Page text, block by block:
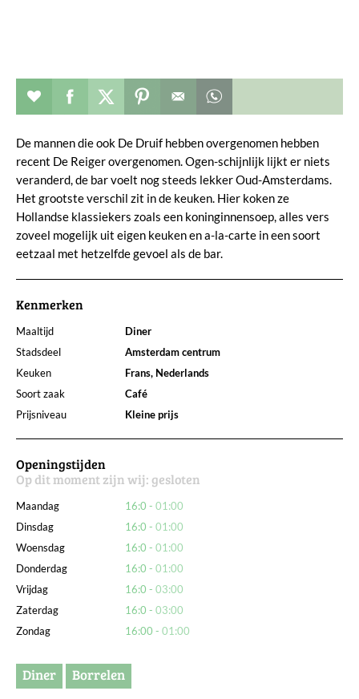
Restaurant toevoegen aan favorieten
Deel dit op facebook
Deel dit op twitter
Deel dit op pinterest
De mannen die ook De Druif hebben overgenomen hebben
recent De Reiger overgenomen. Ogen-schijnlijk lijkt er niets
veranderd, de bar voelt nog steeds lekker Oud-Amsterdams.
Het grootste verschil zit in de keuken. Hier koken ze
Hollandse klassiekers zoals een koninginnensoep, alles vers
zoveel mogelijk uit eigen keuken en a-la-carte in een soort
eetzaal met hetzelfde gevoel als de bar.
Kenmerken
Maaltijd
Diner
Stadsdeel
Amsterdam centrum
Keuken
Frans, Nederlands
Soort zaak
Café
Prijsniveau
Kleine prijs
Openingstijden
Op dit moment zijn wij: gesloten
Maandag 16:0
01:00
Dinsdag
16:0
01:00
Woensdag
16:0
01:00
Donderdag
16:0
01:00
Vrijdag
16:0
03:00
Zaterdag
16:0
03:00
Zondag
16:00 01:00
Diner Borrelen